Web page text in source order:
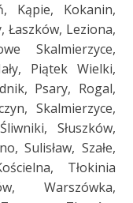
Kąpie, Kokanin,
Łaszków, Leziona,
Skalmierzyce,
Piątek Wielki,
Psary, Rogal,
Skalmierzyce,
Słuszków,
Sulisław, Szałe,
Tłokinia
Warszówka,